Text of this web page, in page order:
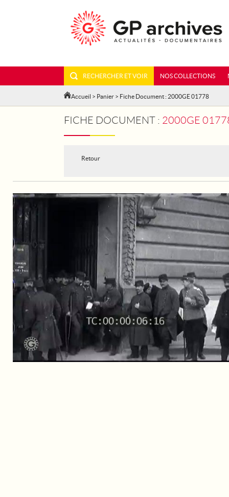
RECHERCHER ET VOIR NOS COLLECTIONS
Accueil > Panier > Fiche Document : 2000GE 01778
FICHE DOCUMENT : 2000GE
Retour